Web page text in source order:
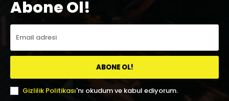
Abone Ol!
ABONE OL!
Gizlilik Politikası'nı okudum ve kabul ediyorum.